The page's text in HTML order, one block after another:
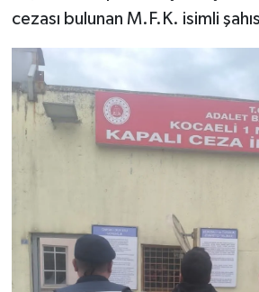
cezası bulunan M.F.K. isimli